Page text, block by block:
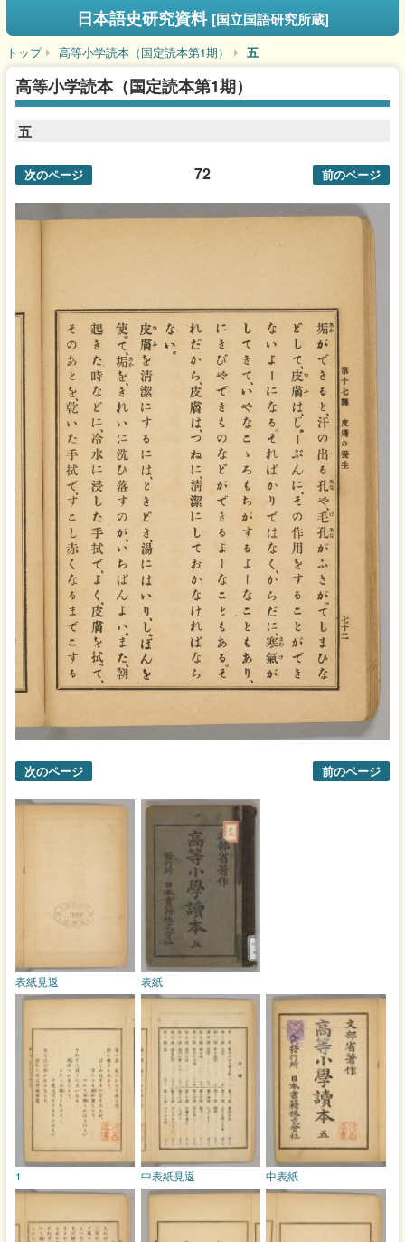
日本語史研究資料 [国立国語研究所蔵]
トップ 高等小学読本（国定読本第1期） 五
高等小学読本（国定読本第1期）
五
72
次のページ 前のページ
次のページ 前のページ
表紙
表紙見返
中表紙
中表紙見返
1